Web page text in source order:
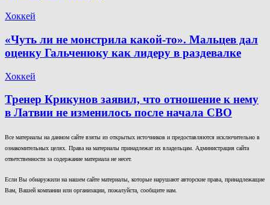
Хоккей
«Чуть ли не монстрила какой-то». Мальцев дал
оценку Гальченюку как лидеру в раздевалке
Хоккей
Тренер Крикунов заявил, что отношение к нему
в Латвии не изменилось после начала СВО
Все материалы на данном сайте взяты из открытых источников и предоставляются исключительно в
ознакомительных целях. Права на материалы принадлежат их владельцам. Администрация сайта
ответственности за содержание материала не несет.
Если Вы обнаружили на нашем сайте материалы, которые нарушают авторские права, принадлежащие
Вам, Вашей компании или организации, пожалуйста, сообщите нам.